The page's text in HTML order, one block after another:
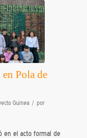
Pola de
Guinea / por
en el acto formal de